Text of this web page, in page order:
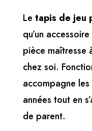
Le tapis de jeu
qu’un
pièce maîtresse
chez soi.
accompagne
années tout en
de parent.